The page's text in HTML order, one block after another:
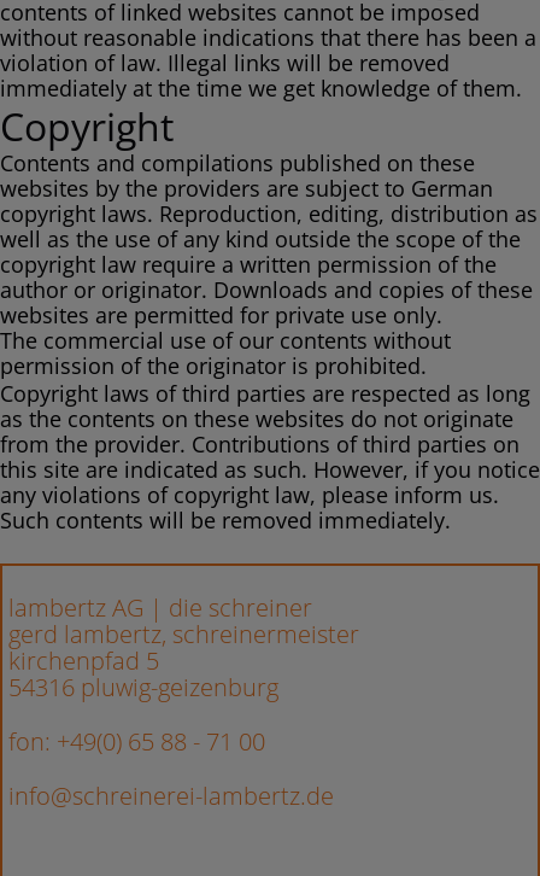
contents of linked websites cannot be imposed
without reasonable indications that there has been a
violation of law. Illegal links will be removed
immediately at the time we get knowledge of them.
Copyright
Contents and compilations published on these
websites by the providers are subject to German
copyright laws. Reproduction, editing, distribution as
well as the use of any kind outside the scope of the
copyright law require a written permission of the
author or originator. Downloads and copies of these
websites are permitted for private use only.
The commercial use of our contents without
permission of the originator is prohibited.
Copyright laws of third parties are respected as long
as the contents on these websites do not originate
from the provider. Contributions of third parties on
this site are indicated as such. However, if you notice
any violations of copyright law, please inform us.
Such contents will be removed immediately.
lambertz AG | die schreiner
gerd lambertz, schreinermeister
kirchenpfad 5
54316 pluwig-geizenburg
fon: +49(0) 65 88 - 71 00
info@schreinerei-lambertz.de